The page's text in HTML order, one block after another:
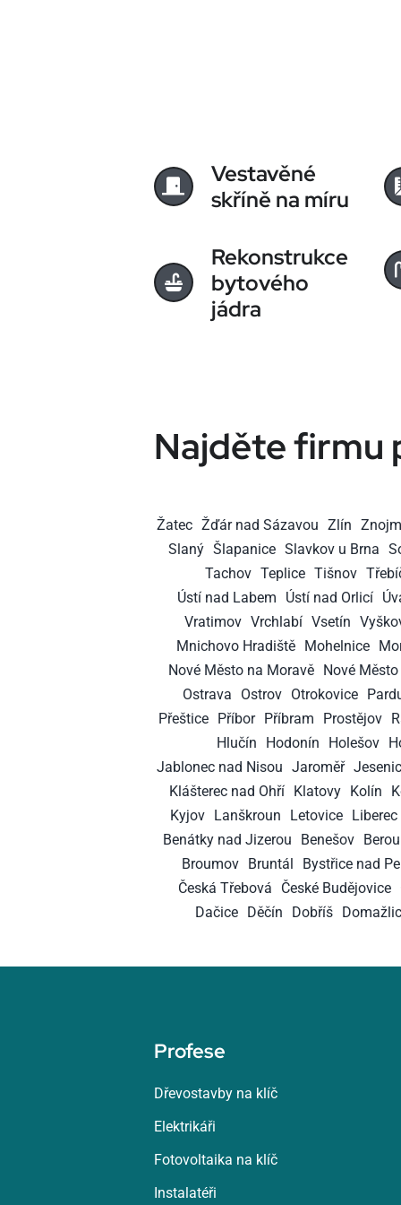
Vestavěné
skříně na míru
Rekonstrukce
bytového
jádra
Najděte firmu
Žatec Žďár nad Sázavou Zlín
Slaný Šlapanice Slavkov u Brna
Tachov Teplice Tišnov
Ústí nad Labem
Ústí nad Orlicí
Vratimov Vrchlabí Vsetín
Mnichovo Hradiště
Mohelnice
Nové Město na Moravě
Nové
Ostrava
Ostrov Otrokovice
Přeštice Příbor Příbram Prostějov
Hlučín
Hodonín Holešov
Jablonec nad Nisou Jaroměř
Klášterec nad Ohří
Klatovy Kolín
Kyjov Lanškroun Letovice Liberec
Benátky nad Jizerou
Benešov
Broumov Bruntál Bystřice nad
Česká Třebová
České Budějovice
Dačice Děčín Dobříš
Profese
Dřevostavby na klíč
Elektrikáři
Fotovoltaika na klíč
Instalatéři